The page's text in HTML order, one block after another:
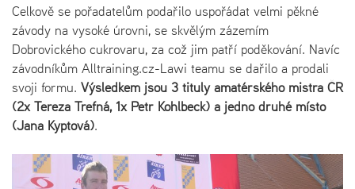
Celkově se pořadatelům podařilo uspořádat velmi pěkné
závody na vysoké úrovni, se skvělým zázemím
Dobrovického cukrovaru, za což jim patří poděkování. Navíc
závodníkům Alltraining.cz-Lawi teamu se dařilo a prodali
svoji formu. Výsledkem jsou 3 tituly amatérského mistra ČR
(2x Tereza Trefná, 1x Petr Kohlbeck) a jedno druhé místo
(Jana Kyptová).